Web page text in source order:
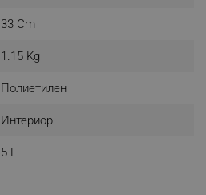
33 Cm
1.15 Kg
Полиетилен
Интериор
5 L